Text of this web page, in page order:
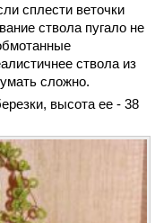
сплести веточки
ствола пугало не
ствола из
сложно.
высота ее - 38